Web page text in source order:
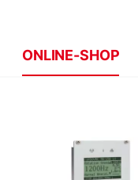
ONLINE-SHOP